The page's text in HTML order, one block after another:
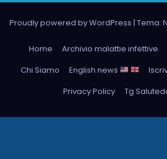
Proudly powered by WordPress | Tema:
Home Archivio malattie infettive
Chi Siamo
English news
Privacy Policy
Tg